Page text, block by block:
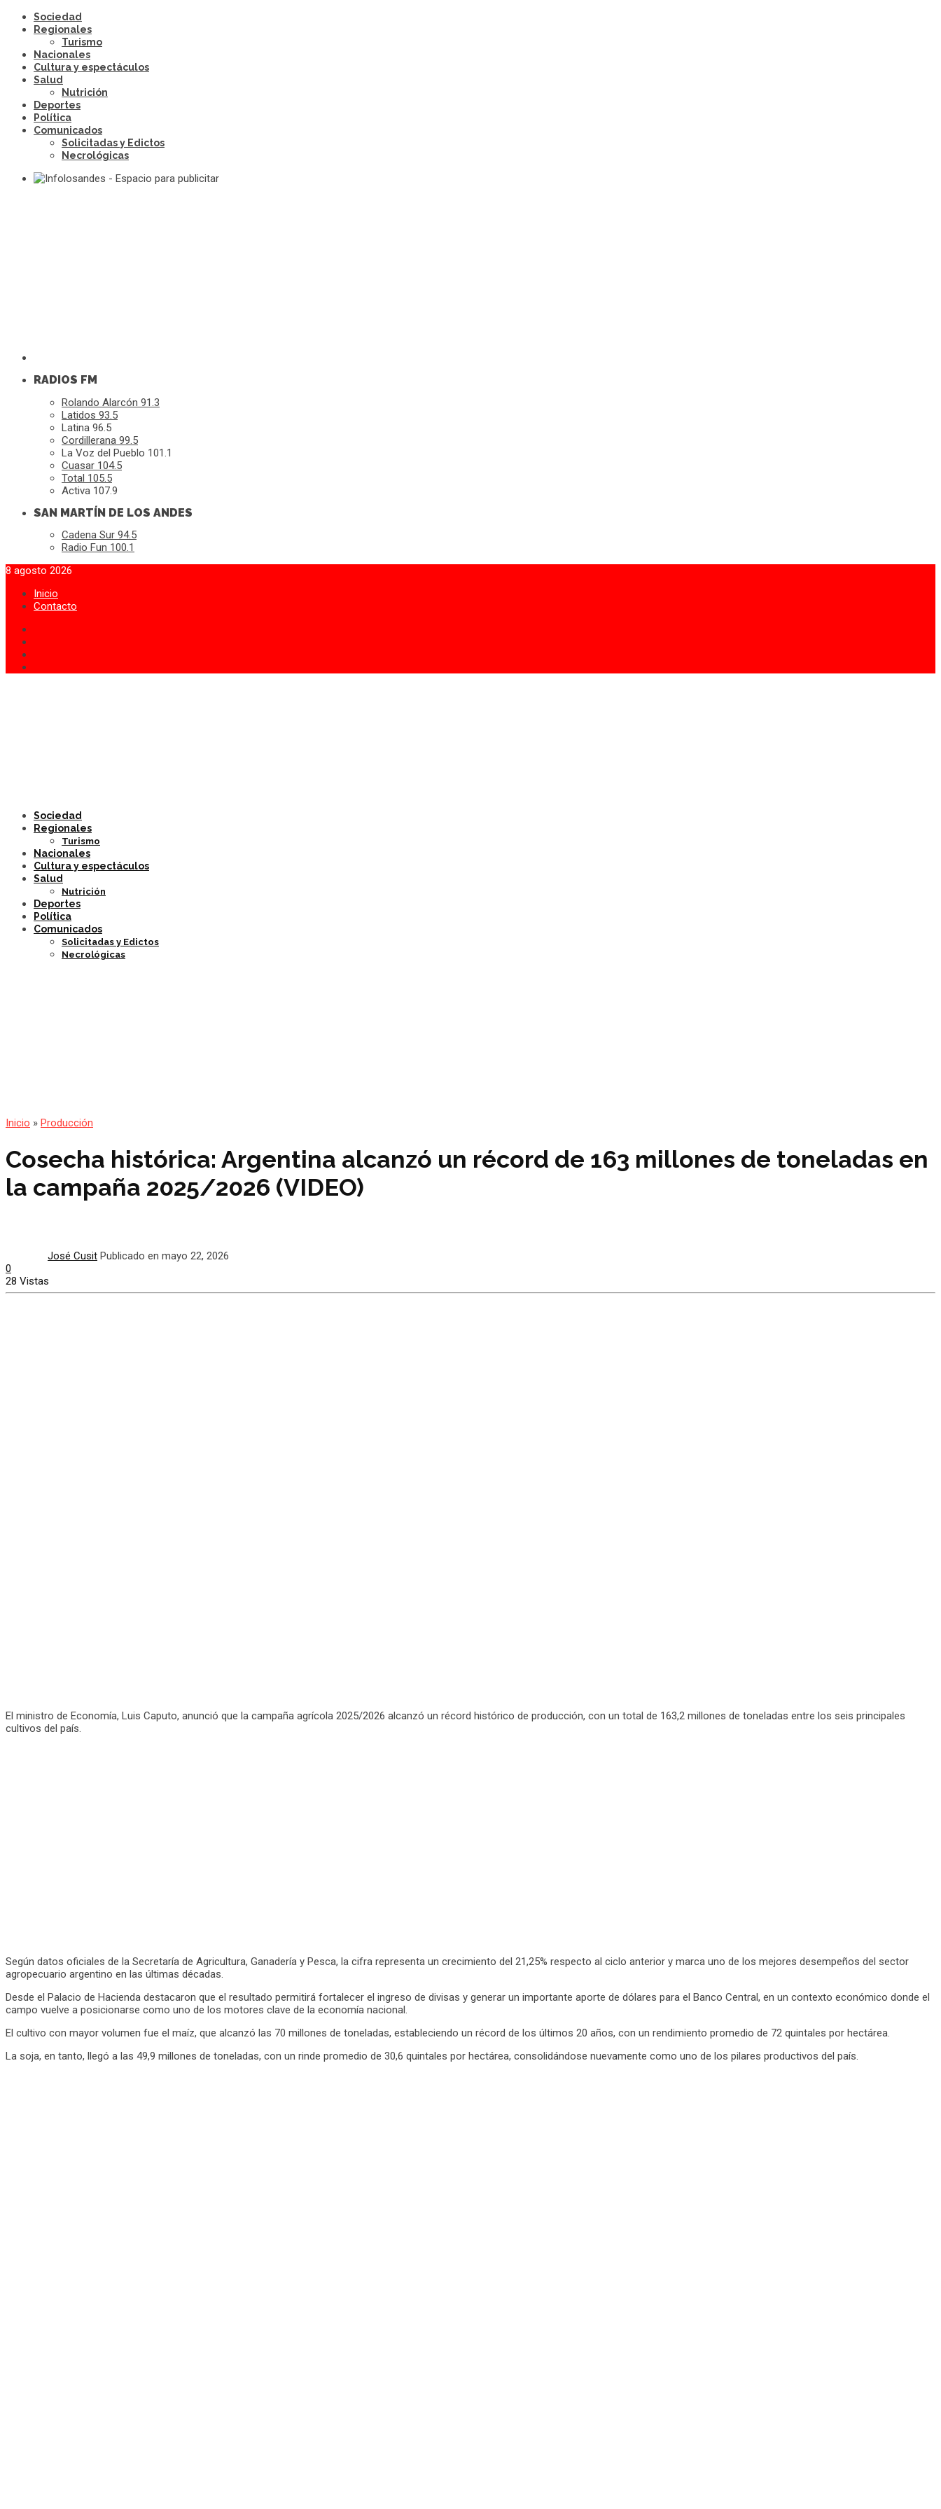
Sociedad
Regionales
Turismo
Nacionales
Cultura y espectáculos
Salud
Nutrición
Deportes
Política
Comunicados
Solicitadas y Edictos
Necrológicas
RADIOS FM
Rolando Alarcón 91.3
Latidos 93.5
Latina 96.5
Cordillerana 99.5
La Voz del Pueblo 101.1
Cuasar 104.5
Total 105.5
Activa 107.9
SAN MARTÍN DE LOS ANDES
Cadena Sur 94.5
Radio Fun 100.1
8 agosto 2026
Inicio
Contacto
Sociedad
Regionales
Turismo
Nacionales
Cultura y espectáculos
Salud
Nutrición
Deportes
Política
Comunicados
Solicitadas y Edictos
Necrológicas
Inicio » Producción
Cosecha histórica: Argentina alcanzó un récord de 163 millones de toneladas en
la campaña 2025/2026 (VIDEO)
José Cusit Publicado en mayo 22, 2026
0
28 Vistas
El ministro de Economía, Luis Caputo, anunció que la campaña agrícola 2025/2026 alcanzó un récord histórico de producción, con un total de 163,2 millones de toneladas entre los seis principales
cultivos del país.
Según datos oficiales de la Secretaría de Agricultura, Ganadería y Pesca, la cifra representa un crecimiento del 21,25% respecto al ciclo anterior y marca uno de los mejores desempeños del sector
agropecuario argentino en las últimas décadas.
Desde el Palacio de Hacienda destacaron que el resultado permitirá fortalecer el ingreso de divisas y generar un importante aporte de dólares para el Banco Central, en un contexto económico donde el
campo vuelve a posicionarse como uno de los motores clave de la economía nacional.
El cultivo con mayor volumen fue el maíz, que alcanzó las 70 millones de toneladas, estableciendo un récord de los últimos 20 años, con un rendimiento promedio de 72 quintales por hectárea.
La soja, en tanto, llegó a las 49,9 millones de toneladas, con un rinde promedio de 30,6 quintales por hectárea, consolidándose nuevamente como uno de los pilares productivos del país.